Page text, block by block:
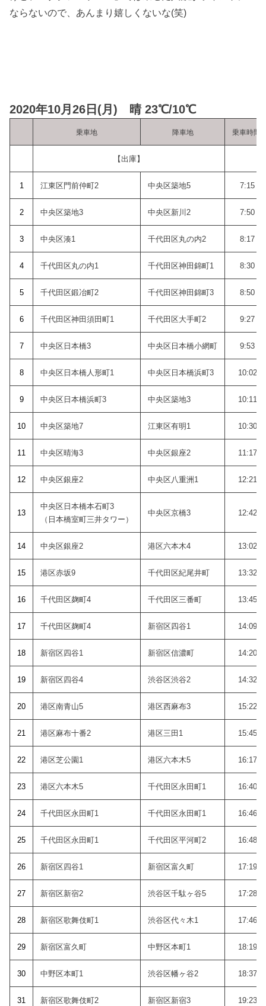
ならないので、あんまり嬉しくないな(笑)
2020年10月26日(月) 晴 23℃/10℃
乗車地 降車地 乗車時間
【出庫】
1 江東区門前仲町2 中央区築地5 7:15
2 中央区築地3 中央区新川2 7:50
3 中央区湊1 千代田区丸の内2 8:17
4 千代田区丸の内1 千代田区神田錦町1 8:30
5 千代田区鍛冶町2 千代田区神田錦町3 8:50
6 千代田区神田須田町1 千代田区大手町2 9:27
7 中央区日本橋3 中央区日本橋小網町 9:53
8 中央区日本橋人形町1 中央区日本橋浜町3 10:02
9 中央区日本橋浜町3 中央区築地3 10:11
10 中央区築地7 江東区有明1 10:30
11 中央区晴海3 中央区銀座2 11:17
12 中央区銀座2 中央区八重洲1 12:21
13
中央区日本橋本石町3
（日本橋室町三井タワー）
中央区京橋3 12:42
14 中央区銀座2 港区六本木4 13:02
15 港区赤坂9 千代田区紀尾井町 13:32
16 千代田区麹町4 千代田区三番町 13:45
17 千代田区麹町4 新宿区四谷1 14:09
18 新宿区四谷1 新宿区信濃町 14:20
19 新宿区四谷4 渋谷区渋谷2 14:32
20 港区南青山5 港区西麻布3 15:22
21 港区麻布十番2 港区三田1 15:45
22 港区芝公園1 港区六本木5 16:17
23 港区六本木5 千代田区永田町1 16:40
24 千代田区永田町1 千代田区永田町1 16:46
25 千代田区永田町1 千代田区平河町2 16:48
26 新宿区四谷1 新宿区富久町 17:19
27 新宿区新宿2 渋谷区千駄ヶ谷5 17:28
28 新宿区歌舞伎町1 渋谷区代々木1 17:46
29 新宿区富久町 中野区本町1 18:19
30 中野区本町1 渋谷区幡ヶ谷2 18:37
31 新宿区歌舞伎町2 新宿区新宿3 19:23